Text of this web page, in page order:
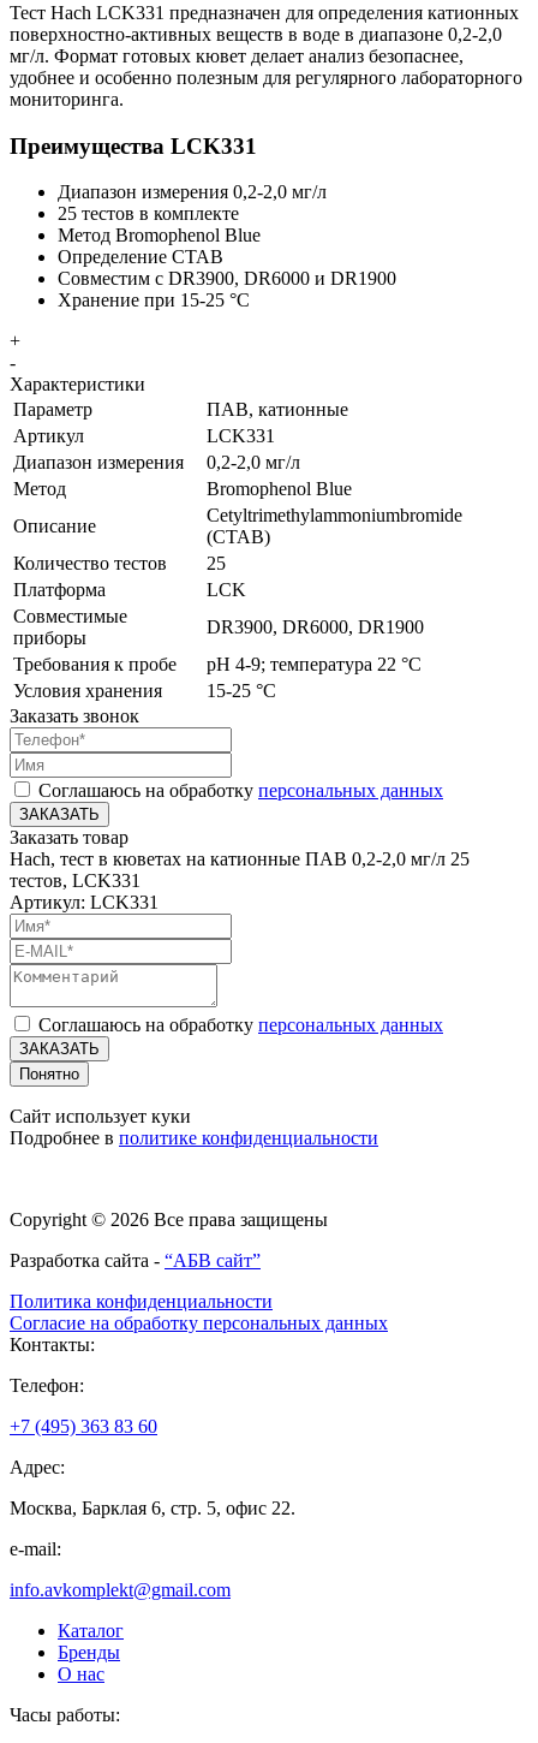
Тест Hach LCK331 предназначен для определения катионных
поверхностно-активных веществ в воде в диапазоне 0,2-2,0
мг/л. Формат готовых кювет делает анализ безопаснее,
удобнее и особенно полезным для регулярного лабораторного
мониторинга.
Преимущества LCK331
Диапазон измерения 0,2-2,0 мг/л
25 тестов в комплекте
Метод Bromophenol Blue
Определение CTAB
Совместим с DR3900, DR6000 и DR1900
Хранение при 15-25 °C
+
-
Характеристики
Параметр
ПАВ, катионные
Артикул
LCK331
Диапазон измерения
0,2-2,0 мг/л
Метод
Bromophenol Blue
Описание
Cetyltrimethylammoniumbromide
(CTAB)
Количество тестов
25
Платформа
LCK
Совместимые
приборы
DR3900, DR6000, DR1900
Требования к пробе
pH 4-9; температура 22 °C
Условия хранения
15-25 °C
Заказать звонок
Соглашаюсь на обработку персональных данных
ЗАКАЗАТЬ
Заказать товар
Hach, тест в кюветах на катионные ПАВ 0,2-2,0 мг/л 25
тестов, LCK331
Артикул: LCK331
Соглашаюсь на обработку персональных данных
ЗАКАЗАТЬ
Понятно
Сайт использует куки
Подробнее в политике конфиденциальности
Copyright © 2026 Все права защищены
Разработка сайта - “АБВ сайт”
Политика конфиденциальности
Согласие на обработку персональных данных
Контакты:
Телефон:
+7 (495) 363 83 60
Адрес:
Москва, Барклая 6, стр. 5, офис 22.
e-mail:
info.avkomplekt@gmail.com
Каталог
Бренды
О нас
Часы работы: